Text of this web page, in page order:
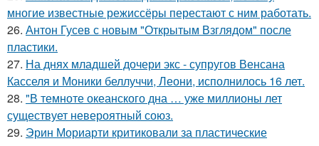
многие известные режиссёры перестают с ним работать.
26. Антон Гусев с новым "Открытым Взглядом" после
пластики.
27. На днях младшей дочери экс - супругов Венсана
Касселя и Моники беллуччи, Леони, исполнилось 16 лет.
28. "В темноте океанского дна … уже миллионы лет
существует невероятный союз.
29. Эрин Мориарти критиковали за пластические